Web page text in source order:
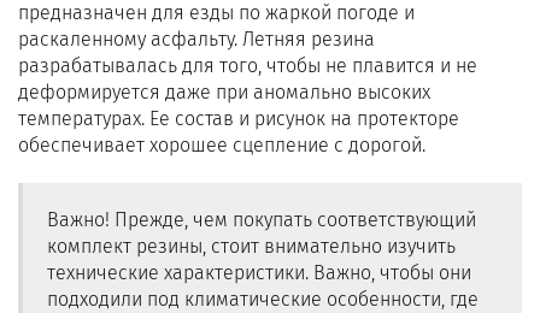
предназначен для езды по жаркой погоде и
раскаленному асфальту. Летняя резина
разрабатывалась для того, чтобы не плавится и не
деформируется даже при аномально высоких
температурах. Ее состав и рисунок на протекторе
обеспечивает хорошее сцепление с дорогой.
Важно! Прежде, чем покупать соответствующий
комплект резины, стоит внимательно изучить
технические характеристики. Важно, чтобы они
подходили под климатические особенности, где